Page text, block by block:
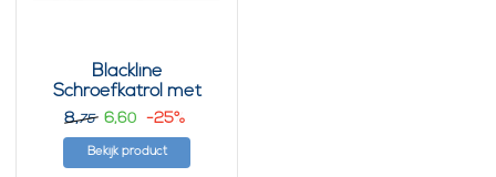
Blackline
Schroefkatrol met
polyamide wiel zwart
8,75 6,60 -25%
Bekijk product